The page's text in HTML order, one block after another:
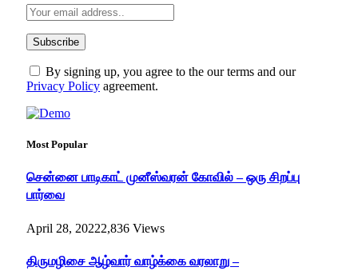
By signing up, you agree to the our terms and our
Privacy Policy agreement.
Most Popular
சென்னை பாடிகாட் முனீஸ்வரன் கோவில் – ஒரு சிறப்பு
பார்வை
April 28, 20222,836 Views
திருமழிசை ஆழ்வார் வாழ்க்கை வரலாறு –